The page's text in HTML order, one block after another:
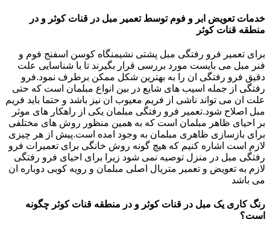
خدمات تعویض ابر و فوم توسط تعمیر مبل در قنات کوثر و در
منطقه قنات کوثر
برای تعمیر فرو رفتگی مبل پشتی نشیمنگاه کوسن اسفنج فوم و
فنر مبل می بایست مورد بررسی قرار بگیرند تا با شناسایی علت
دقیق فرو رفتگی ان را به بهترین شکل ممکن برطرف نمود.فرو
رفتگی از جمله اسیب های شایع در بین انواع مبلمان است که حتی
علت ان می تواند ناشی از فریم معیوب ان نیز باشد و حتما باید فریم
مبل اصلاح شود.تعمیر فرو رفتگی مبلمان یکی از راهکار های موثر
بر احیای ظاهر مبلمان است که به همین منظور روش های مختلفی
برای بازسازی ظاهری مبلمان به وجود امده است.پیش از هر چیزی
لازم است اشاره کنیم که هیچ گونه روش خانگی برای تعمیرات فرو
رفتگی مبل در منزل توصیه نمی شود زیرا برای احیای فرو رفتگی
لازم به تعویض و تعمیر متریال اصلی مبلمان و رویه کوبی دوباره ان
می باشد
رنگ کاری یک مبل در قنات کوثر و در منطقه قنات کوثر چگونه
است؟